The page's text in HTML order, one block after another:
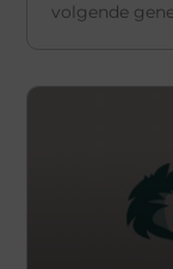
volgende